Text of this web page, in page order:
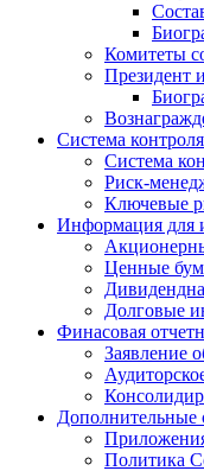
Комитеты
Президент
Система
Система
Риск-
Ключевые
Информация для
Ценные
Долговые
Финасовая
Заявление
Дополнительные
Политика